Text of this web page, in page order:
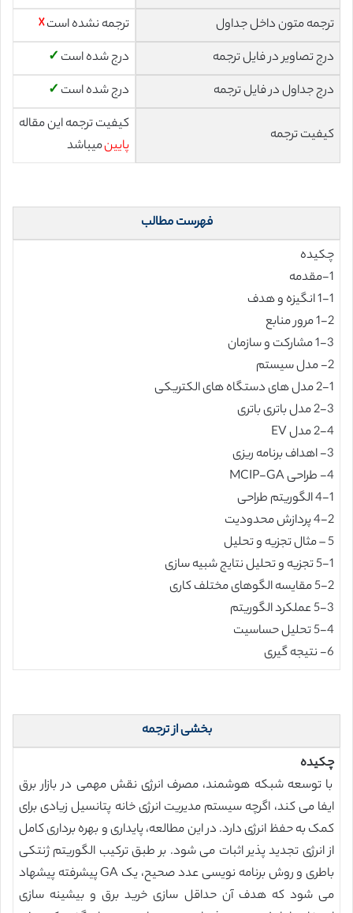
ترجمه متون داخل جداول
ترجمه نشده است☓
درج تصاویر در فایل ترجمه
درج شده است ✓
درج جداول در فایل ترجمه
درج شده است ✓
کیفیت ترجمه
کیفیت ترجمه این مقاله
پایینمیباشد
فهرست مطالب
چکیده
1-مقدمه
1-1 انگیزه و هدف
1-2 مرور منابع
1-3 مشارکت و سازمان
2- مدل سیستم
2-1 مدل های دستگاه های الکتریکی
2-3 مدل باتری باتری
2-4 مدل EV
3- اهداف برنامه ریزی
4- طراحی MCIP-GA
4-1 الگوریتم طراحی
4-2 پردازش محدودیت
5 – مثال تجزیه و تحلیل
5-1 تجزیه و تحلیل نتایج شبیه سازی
5-2 مقایسه الگوهای مختلف کاری
5-3 عملکرد الگوریتم
5-4 تحلیل حساسیت
6- نتیجه گیری
بخشی از ترجمه
چکیده
با توسعه شبکه هوشمند، مصرف انرژی نقش مهمی در بازار برق
ایفا می کند، اگرچه سیستم مدیریت انرژی خانه پتانسیل زیادی برای
کمک به حفظ انرژی دارد. در این مطالعه، پایداری و بهره برداری کامل
از انرژی تجدید پذیر اثبات می شود. بر طبق ترکیب الگوریتم ژنتکی
باطری و روش برنامه نویسی عدد صحیح، یک GA پیشرفته پیشهاد
می شود که هدف آن حداقل سازی خرید برق و بیشینه سازی